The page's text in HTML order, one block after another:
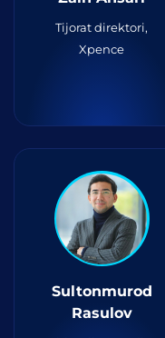
Tijorat direktori,
Xpence
Sultonmurod
Rasulov